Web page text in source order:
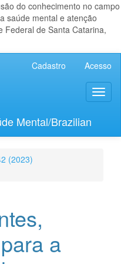
do conhecimento no campo
saúde mental e atenção
Federal de Santa Catarina,
Cadastro Acesso
Mental/Brazilian
(2023)
a